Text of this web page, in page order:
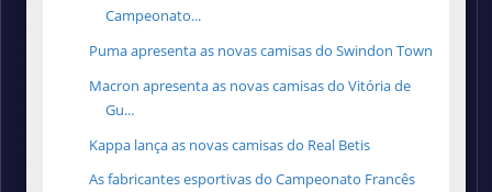
Campeonato...
Puma apresenta as novas camisas do Swindon Town
Macron apresenta as novas camisas do Vitória de
Gu...
Kappa lança as novas camisas do Real Betis
As fabricantes esportivas do Campeonato Francês